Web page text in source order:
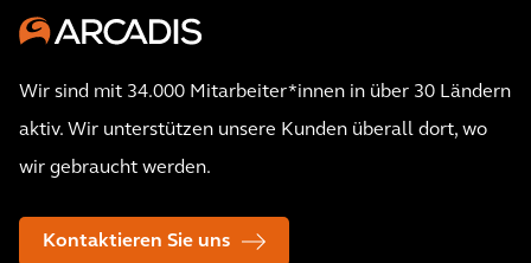
Wir sind mit 34.000 Mitarbeiter*innen in über 30 Ländern
aktiv. Wir unterstützen unsere Kunden überall dort, wo
wir gebraucht werden.
Kontaktieren Sie uns